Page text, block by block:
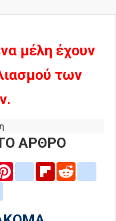
μέλη έχουν
των
ΑΡΘΡΟ
Pinterestblogger_post
Flipboard